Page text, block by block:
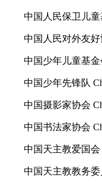
中国人民保卫儿童
中国人民对外友好
中国少年儿童基金
中国少年先锋队
中国摄影家协会
中国书法家协会
中国天主教爱国会
中国天主教教务委